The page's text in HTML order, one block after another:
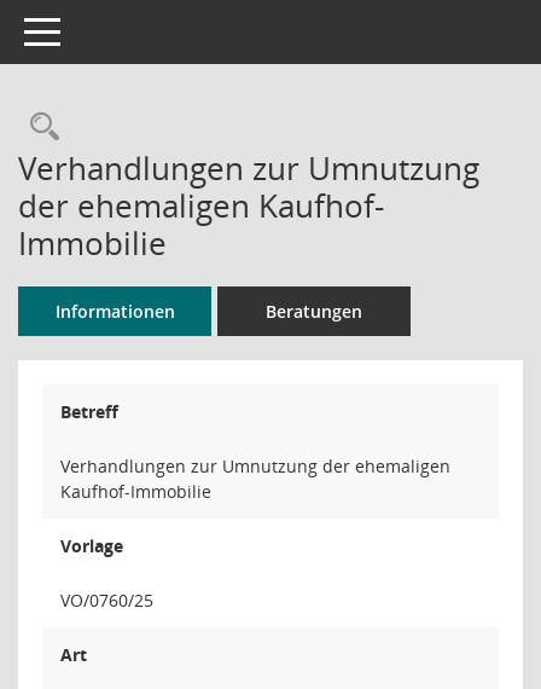
Toggle navigation
Rechercheauswahl
Verhandlungen zur Umnutzung
der ehemaligen Kaufhof-
Immobilie
Informationen Beratungen
Betreff
Verhandlungen zur Umnutzung der ehemaligen
Kaufhof-Immobilie
Vorlage
VO/0760/25
Art